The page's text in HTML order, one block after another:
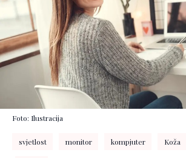
Foto: Ilustracija
svjetlost monitor kompjuter Koža